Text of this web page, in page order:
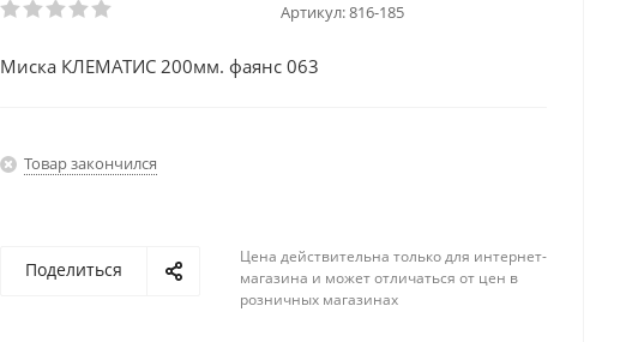
Артикул:816-185
Миска КЛЕМАТИС 200мм. фаянс 063
Товар закончился
Поделиться
Цена действительна только для интернет-
магазина и может отличаться от цен в
розничных магазинах